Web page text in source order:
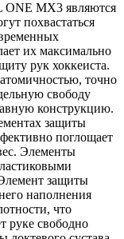
MX3 являются
похвастаться
их максимально
рук хоккеиста.
точно
свободу
конструкцию.
защиты
поглощает
Элементы
защиты
наполнения
что
руке свободно